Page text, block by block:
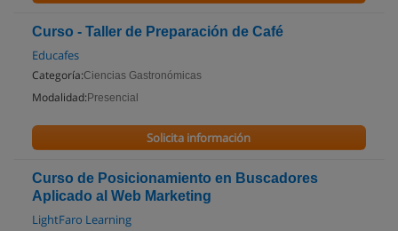
Curso - Taller de Preparación de Café
Educafes
Categoría:Ciencias Gastronómicas
Modalidad: Presencial
Solicita información
Curso de Posicionamiento en Buscadores
Aplicado al Web Marketing
LightFaro Learning